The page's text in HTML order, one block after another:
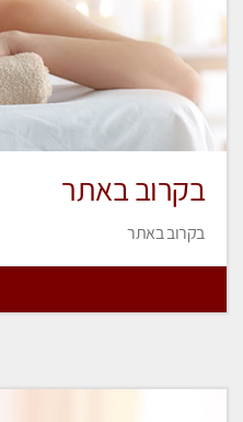
בקרוב באתר
בקרוב באתר